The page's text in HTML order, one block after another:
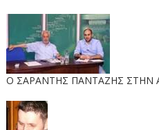
O ΣΑΡΑΝΤΗΣ ΠΑΝΤΑΖΗΣ ΣΤΗΝ